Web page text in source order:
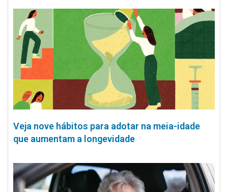
Veja nove hábitos para adotar na meia-idade
que aumentam a longevidade